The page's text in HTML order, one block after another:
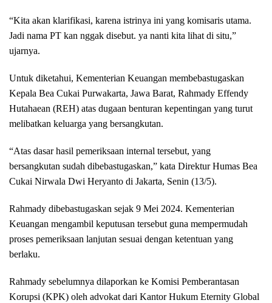
“Kita akan klarifikasi, karena istrinya ini yang komisaris utama.
Jadi nama PT kan nggak disebut. ya nanti kita lihat di situ,”
ujarnya.
Untuk diketahui, Kementerian Keuangan membebastugaskan
Kepala Bea Cukai Purwakarta, Jawa Barat, Rahmady Effendy
Hutahaean (REH) atas dugaan benturan kepentingan yang turut
melibatkan keluarga yang bersangkutan.
“Atas dasar hasil pemeriksaan internal tersebut, yang
bersangkutan sudah dibebastugaskan,” kata Direktur Humas Bea
Cukai Nirwala Dwi Heryanto di Jakarta, Senin (13/5).
Rahmady dibebastugaskan sejak 9 Mei 2024. Kementerian
Keuangan mengambil keputusan tersebut guna mempermudah
proses pemeriksaan lanjutan sesuai dengan ketentuan yang
berlaku.
Rahmady sebelumnya dilaporkan ke Komisi Pemberantasan
Korupsi (KPK) oleh advokat dari Kantor Hukum Eternity Global